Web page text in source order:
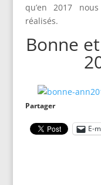
qu’en 2017
réalisés.
Bonne
Partager
E-